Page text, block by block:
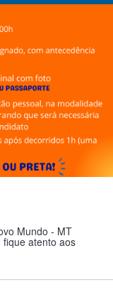
Mundo - MT
atento aos